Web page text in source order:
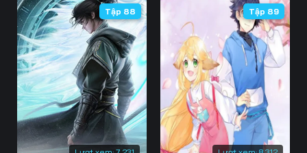
Tập 109 Tập 110 Tập 111
Tập 112 Tập 113 Tập 114
Tập 115 Tập 116 Tập 117
Tập 118 Tập 119 Tập 120
Tập 121 Tập 122 Tập 123
Tập 88 Tập 89